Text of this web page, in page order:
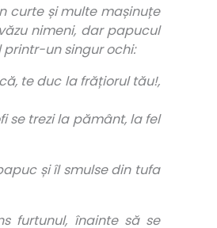
curte și multe mașinuțe
nimeni, dar papucul
un singur ochi:
te duc la frățiorul tău!,
se trezi la pământ, la fel
și îl smulse din tufa
furtunul, înainte să se